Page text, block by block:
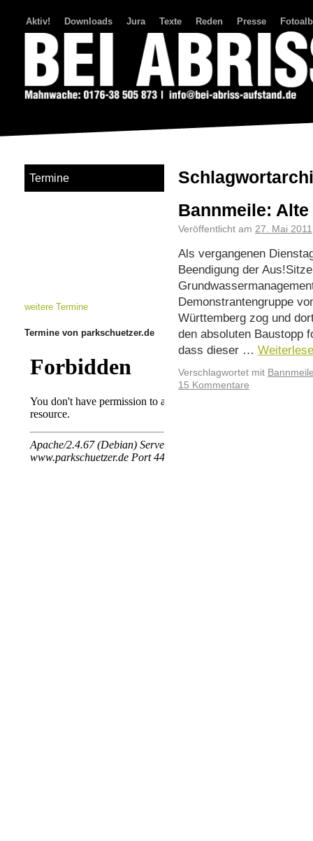
Aktiv! Downloads Jura Texte Reden Presse
Bannmeile:
Veröffentlicht am 27. Mai 2011
Als vergangenen
Beendigung der
Demonstrantengruppe
Württemberg zog und
den absoluten Baustopp
dass dieser …
Verschlagwortet mit
15 Kommentare
Termine
weitere Termine
Termine von parkschuetzer.de